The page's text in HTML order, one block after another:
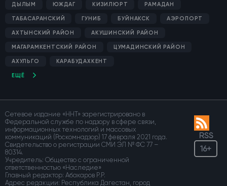
ДЫЛЫМ ЮЖДАГ КИЗИЛЮРТ РАМАДАН
ТАБАСАРАНСКИЙ ГУНИБ БУЙНАКСК АЭРОПОРТ
АХТЫНСКИЙ РАЙОН АКУШИНСКИЙ РАЙОН
МАГАРАМКЕНТСКИЙ РАЙОН ЦУМАДИНСКИЙ РАЙОН
АХУЛЬГО КАРАБУДАХКЕНТ
ЕЩЁ
Сетевое издание «ННТ» зарегистрировано в
Федеральной службе по надзору в сфере связи,
информационных технологий и массовых
коммуникаций (Роскомнадзор) 17 февраля 2021 года.
Свидетельство о регистрации СМИ ЭЛ № ФС 77 –
80314.
Учредитель: Общество с ограниченной
ответственностью «Наследие»
Главный редактор: Абакаров Р.Р.
Адрес редакции: Республика Дагестан, город
RSS
16+